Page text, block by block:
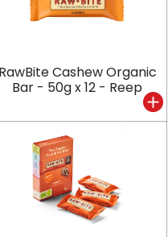
RawBite Cashew Organic
Bar - 50g x 12 - Reep